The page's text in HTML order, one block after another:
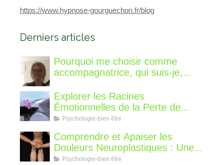
https://www.hypnose-gourguechon.fr/blog
Derniers articles
Pourquoi me choisir comme
accompagnatrice, qui suis-je,
différent?
Explorer les Racines
Émotionnelles de la Perte de
Poids : Un Voyage Intérieur
Psychologie-bien être
Comprendre et Apaiser les
Douleurs Neuroplastiques : Une
Approche avec l'Hypnose,
Psychologie-bien être